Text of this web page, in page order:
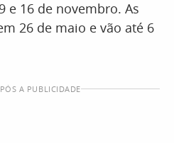
e 16 de novembro. As
26 de maio e vão até 6
A PUBLICIDADE